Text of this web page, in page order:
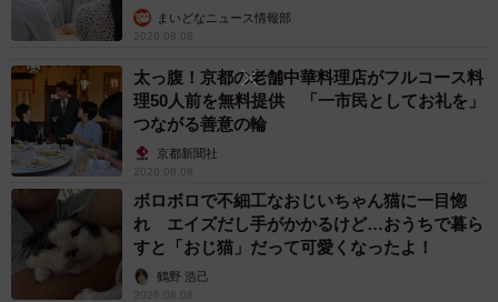
まいどなニュース情報部
2026.08.08
太っ腹！京都の老舗中華料理店がフルコース料
理50人前を無料提供 「一市民としてお礼を」
つながる善意の輪
京都新聞社
2026.08.08
ボロボロで不細工なおじいちゃん猫に一目惚
れ エイズだし手がかかるけど…おうちで暮ら
すと「おじ猫」だって可愛くなったよ！
鶴野 浩己
2026.08.08